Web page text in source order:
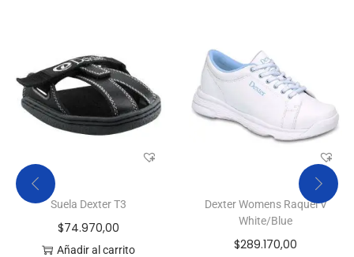
Suela Dexter T3
$74.970,00
Añadir al carrito
Dexter Womens Raquel V
White/Blue
$289.170,00